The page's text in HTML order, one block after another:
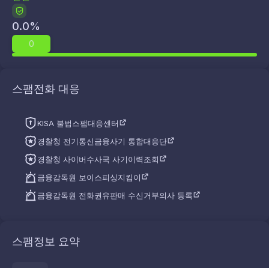
0.0%
0
스팸전화 대응
KISA 불법스팸대응센터
경찰청 전기통신금융사기 통합대응단
경찰청 사이버수사국 사기이력조회
금융감독원 보이스피싱지킴이
금융감독원 전화권유판매 수신거부의사 등록
스팸정보 요약